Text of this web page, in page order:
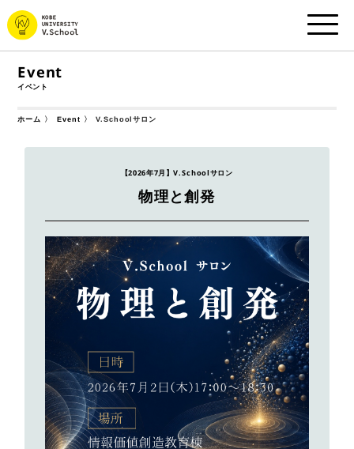
Event
イベント
ホーム Event V.Schoolサロン
【2026年7月】V.Schoolサロン
物理と創発